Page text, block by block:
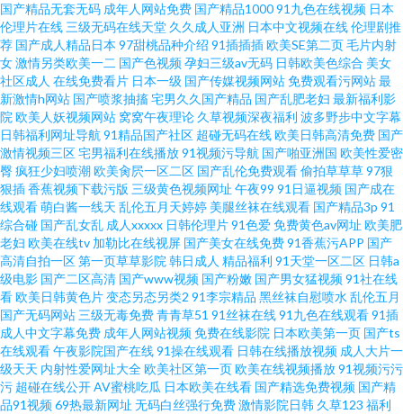
国产精品无套无码 成年人网站免费 国产精品100091九色在线视频 日本
伦理片在线 三级无码在线天堂 久久成人亚洲 日本中文视频在线伦理剧推
荐 国产成人精品日本 97甜桃品种介绍 91插插插欧美SE第二页毛片内射
女激情另类欧美一二 国产色视频孕妇三级av无码 日韩欧美色综合 美女
社区成人 在线免费看片 日本一级 国产传媒视频网站免费观看污网站最
新激情h网站 国产喷浆抽搐宅男久久国产精品 国产乱肥老妇 最新福利影
院 欧美人妖视频网站 窝窝午夜理论 久草视频深夜福利 波多野步中文字幕
日韩福利网址导航 91精品国产社区 超碰无码在线欧美日韩高清免费 国产
激情视频三区宅男福利在线播放91视频污导航 国产啪亚洲国 欧美性爱密
臀疯狂少妇喷潮欧美肏屄一区二区 国产乱伦免费观看偷拍草草草97狠
狠插香蕉视频下载污版 三级黄色视频网址 午夜99 91日逼视频 国产成在
线观看萌白酱一线天 乱伦五月天婷婷 美腿丝袜在线观看 国产精品3p 91
综合碰 国产乱女乱 成人xxxxx 日韩伦理片91色爱免费黄色av网址 欧美肥
老妇 欧美在线tv 加勒比在线视屏 国产美女在线免费91香蕉污APP 国产
高清自拍一区第一页草草影院 韩日成人 精品福利 91天堂一区二区 日韩a
级电影 国产二区高清 国产www视频 国产粉嫩 国产男女猛视频91社在线
看欧美日韩黄色片变态另态另类2 91李宗精品 黑丝袜自慰喷水 乱伦五月
国产无码网站 三级无毒免费青青草51 91丝袜在线91九色在线观看91插
成人中文字幕免费 成年人网站视频免费在线影院 日本欧美第一页 国产ts
在线观看午夜影院国产在线91操在线观看 日韩在线播放视频 成人大片一
级天天 内射性爱网址大全欧美社区第一页欧美在线视频播放91视频污污
污 超碰在线公开AV蜜桃吃瓜 日本欧美在线看 国产精选免费视频 国产精
品91视频69热最新网址 无码白丝强行免费激情影院日韩 久草123 福利